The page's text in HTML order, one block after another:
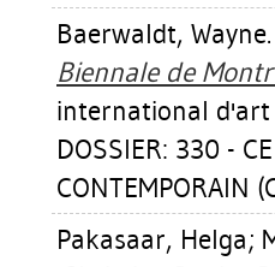
Baerwaldt, Wayne
Biennale de
international
DOSSIER: 330 -
CONTEMPORAIN
Pakasaar, Helga;